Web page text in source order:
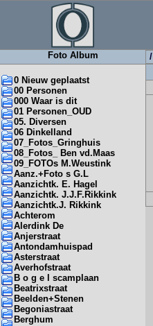
Foto Album
0 Nieuw geplaatst
00 Personen
000 Waar is dit
01 Personen_OUD
05. Diversen
06 Dinkelland
07_Fotos_Gringhuis
08_Fotos_ Ben vd.Maas
09_FOTOs M.Weustink
Aanz.+Foto s G.L
Aanzichtk. E. Hagel
Aanzichtk. J.J.F.Rikkink
Aanzichtk.J. Rikkink
Achterom
Alerdink De
Anjerstraat
Antondamhuispad
Asterstraat
Averhofstraat
B o g e l scamplaan
Beatrixstraat
Beelden+Stenen
Begoniastraat
Berghum
/